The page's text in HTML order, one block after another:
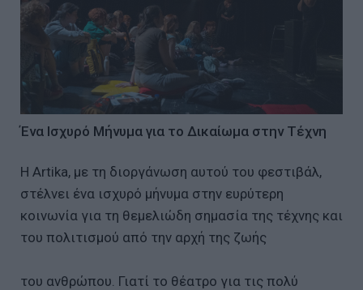
Ένα Ισχυρό Μήνυμα για το Δικαίωμα στην Τέχνη
Η Artika, με τη διοργάνωση αυτού του φεστιβάλ,
στέλνει ένα ισχυρό μήνυμα στην ευρύτερη
κοινωνία για τη θεμελιώδη σημασία της τέχνης και
του πολιτισμού από την αρχή της ζωής
του ανθρώπου. Γιατί το θέατρο για τις πολύ